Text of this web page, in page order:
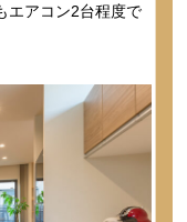
エアコン2台程度で